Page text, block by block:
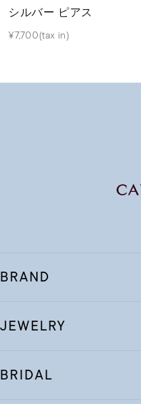
シルバー ピアス
¥7,700(tax in)
BRAND
JEWELRY
BRIDAL